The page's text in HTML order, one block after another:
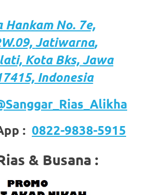
HankamNo. 7e,
Jatiwarna,
KotaBks, Jawa
Indonesia
: 0822-9838-5915
& Busana :